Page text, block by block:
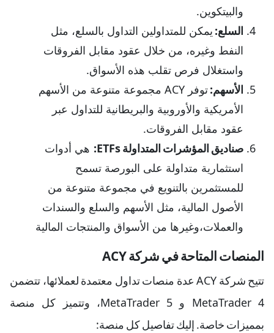
والبيتكوين.
السلع: يمكن للمتداولين التداول بالسلع، مثل
النفط وغيره، من خلال عقود مقابل الفروقات
واستغلال فرص تقلب هذه الأسواق.
الأسهم:
توفر ACY مجموعة متنوعة من الأسهم
الأمريكية والأوروبية والبريطانية للتداول عبر
عقود مقابل الفروقات.
صناديق المؤشرات المتداولة ETFs:
هي أدوات
استثمارية متداولة على البورصة تسمح
للمستثمرين بالتنويع في مجموعة متنوعة من
الأصول المالية، مثل الأسهم والسلع والسندات
والعملات،وغيرها من الأسواق والمنتجات المالية
المنصات المتاحة في شركة ACY
تتيح شركة ACY عدة منصات تداول معتمدة لعملائها، تتضمن
MetaTrader 4 و MetaTrader 5، وتتميز كل منصة
بمميزات خاصة. إليك تفاصيل كل منصة: